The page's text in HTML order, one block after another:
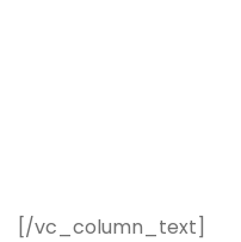
[/vc_column_text]